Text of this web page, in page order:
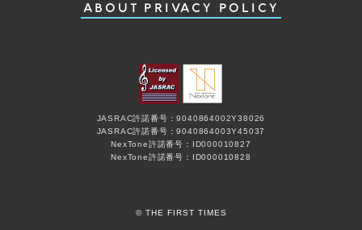
ABOUT PRIVACY POLICY
JASRAC許諾番号：9040864002Y38026
JASRAC許諾番号：9040864003Y45037
NexTone許諾番号：ID000010827
NexTone許諾番号：ID000010828
© THE FIRST TIMES